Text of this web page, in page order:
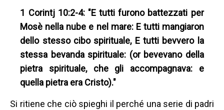
1 Corintj 10:2-4: "E tutti furono battezzati per
Mosè nella nube e nel mare: E tutti mangiaron
dello stesso cibo spirituale, E tutti bevvero la
stessa bevanda spirituale: (or bevevano della
pietra spirituale, che gli accompagnava: e
quella pietra era Cristo)."
Si ritiene che ciò spieghi il perché una serie di padri